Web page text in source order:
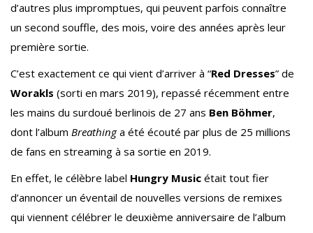
d’autres plus impromptues, qui peuvent parfois connaître
un second souffle, des mois, voire des années après leur
première sortie.
C’est exactement ce qui vient d’arriver à “Red Dresses” de
Worakls (sorti en mars 2019), repassé récemment entre
les mains du surdoué berlinois de 27 ans Ben Böhmer,
dont l’album Breathinga été écouté par plus de 25 millions
de fans en streaming à sa sortie en 2019.
En effet, le célèbre label Hungry Music était tout fier
d’annoncer un éventail de nouvelles versions de remixes
qui viennent célébrer le deuxième anniversaire de l’album